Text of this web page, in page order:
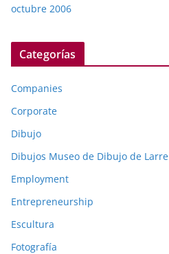
octubre 2006
Categorías
Companies
Corporate
Dibujo
Dibujos Museo de Dibujo de Larre
Employment
Entrepreneurship
Escultura
Fotografía